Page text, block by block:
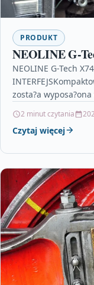
PRODUKT
NEOLINE G-
NEOLINE G-Tech
zosta?a
2 minut czytania
Czytaj więcej